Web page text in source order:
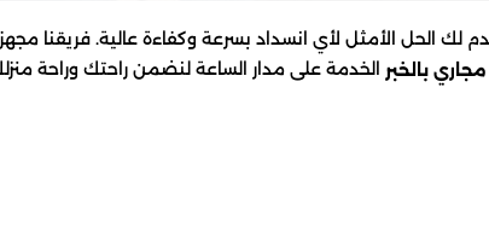
الحل الأمثل لأي انسداد بسرعة وكفاءة عالية. فريقنا
بالخبر الخدمة على مدار الساعة لنضمن راحتك وراحة